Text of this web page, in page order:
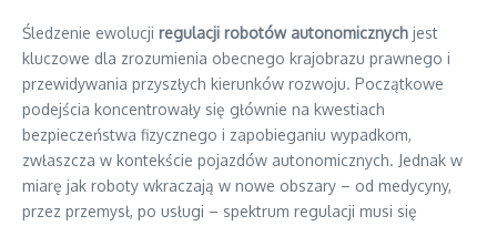
Śledzenie ewolucji regulacji robotów autonomicznych jest
kluczowe dla zrozumienia obecnego krajobrazu prawnego i
przewidywania przyszłych kierunków rozwoju. Początkowe
podejścia koncentrowały się głównie na kwestiach
bezpieczeństwa fizycznego i zapobieganiu wypadkom,
zwłaszcza w kontekście pojazdów autonomicznych. Jednak w
miarę jak roboty wkraczają w nowe obszary – od medycyny,
przez przemysł, po usługi – spektrum regulacji musi się